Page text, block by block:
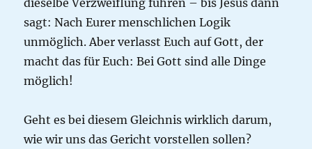
dieselbe Verzweiflung führen – bis Jesus dann
sagt: Nach Eurer menschlichen Logik
unmöglich. Aber verlasst Euch auf Gott, der
macht das für Euch: Bei Gott sind alle Dinge
möglich!
Geht es bei diesem Gleichnis wirklich darum,
wie wir uns das Gericht vorstellen sollen?